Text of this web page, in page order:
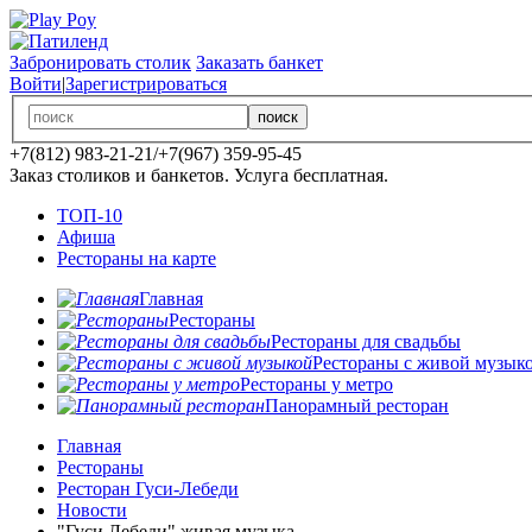
Забронировать столик Заказать банкет
Войти|Зарегистрироваться
поиск
+7(812) 983-21-21/+7(967) 359-95-45
Заказ столиков и банкетов. Услуга бесплатная.
ТОП-10
Афиша
Рестораны на карте
Главная
Рестораны
Рестораны для свадьбы
Рестораны с живой
Рестораны у метро
Панорамный ресторан
Главная
Рестораны
Ресторан Гуси-Лебеди
Новости